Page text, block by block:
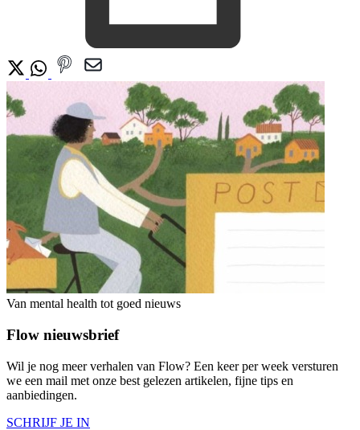
Van mental health tot goed nieuws
Flow nieuwsbrief
Wil je nog meer verhalen van Flow? Een keer per week versturen
we een mail met onze best gelezen artikelen, fijne tips en
aanbiedingen.
SCHRIJF JE IN